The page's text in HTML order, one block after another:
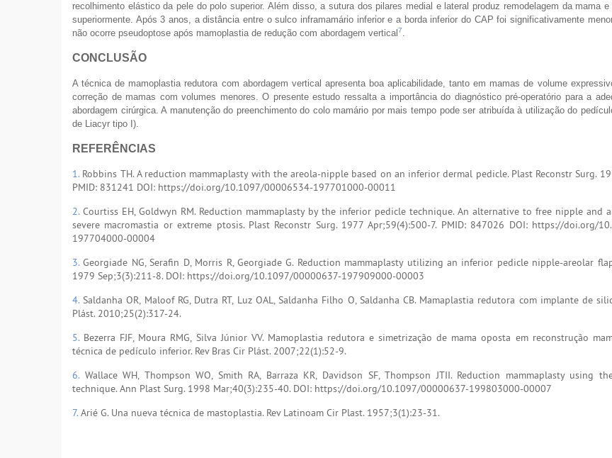
recolhimento elástico da pele do polo superior. Além disso, a sutura dos pilares medial e lateral produz remodelagem da mama
superiormente. Após 3 anos, a distância entre o sulco inframamário inferior e a borda inferior do CAP foi significativamente
não ocorre pseudoptose após mamoplastia de redução com abordagem vertical 7.
CONCLUSÃO
A técnica de mamoplastia redutora com abordagem vertical apresenta boa aplicabilidade, tanto em mamas de volume
correção de mamas com volumes menores. O presente estudo ressalta a importância do diagnóstico pré-operatório para a
abordagem cirúrgica. A manutenção do preenchimento do colo mamário por mais tempo pode ser atribuída à utilização do
de Liacyr tipo I).
REFERÊNCIAS
1. Robbins TH. A reduction mammaplasty with the areola-nipple based on an inferior dermal pedicle. Plast Reconstr Surg.
PMID: 831241 DOI: https://doi.org/10.1097/00006534-197701000-00011
2. Courtiss EH, Goldwyn RM. Reduction mammaplasty by the inferior pedicle technique. An alternative to free nipple and
severe macromastia or extreme ptosis. Plast Reconstr Surg. 1977 Apr;59(4):500-7. PMID: 847026 DOI: https://doi.org/
197704000-00004
3.Georgiade NG, Serafin D, Morris R, Georgiade G. Reduction mammaplasty utilizing an inferior pedicle nipple-areolar
1979 Sep;3(3):211-8. DOI: https://doi.org/10.1097/00000637-197909000-00003
4.Saldanha OR, Maloof RG, Dutra RT, Luz OAL, Saldanha Filho O, Saldanha CB. Mamaplastia redutora com implante de
Plást. 2010;25(2):317-24.
5. Bezerra FJF, Moura RMG, Silva Júnior VV. Mamoplastia redutora e simetrização de mama oposta em reconstrução
técnica de pedículo inferior. Rev Bras Cir Plást. 2007;22(1):52-9.
6. Wallace WH, Thompson WO, Smith RA, Barraza KR, Davidson SF, Thompson JTII. Reduction mammaplasty using
technique. Ann Plast Surg. 1998 Mar;40(3):235-40. DOI: https://doi.org/10.1097/00000637-199803000-00007
7.Arié G. Una nueva técnica de mastoplastia. Rev Latinoam Cir Plast. 1957;3(1):23-31.